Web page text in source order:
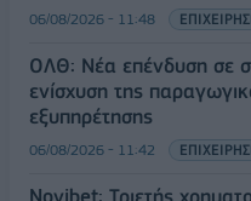
06/08/2026 - 11:48
ΟΛΘ: Νέα επένδυση σε
ενίσχυση της
εξυπηρέτησης
06/08/2026 - 11:42